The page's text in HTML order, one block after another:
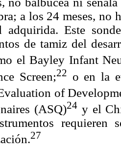
a los 24 meses, no
adquirida. Este
de tamiz del
el Bayley Infant
Screen;22
o en la
of
(ASQ)24y el
requieren
27